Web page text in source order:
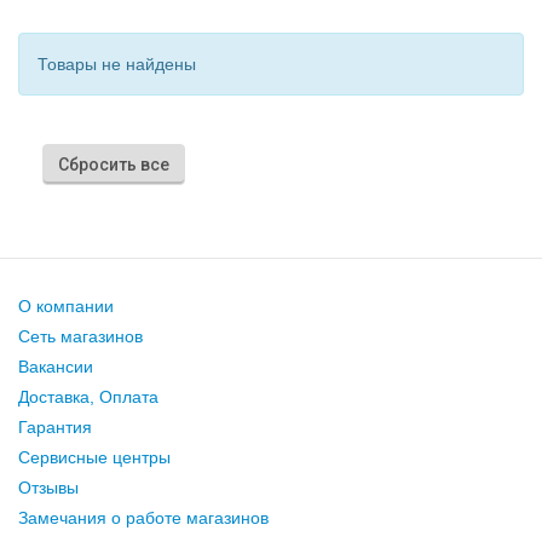
Товары не найдены
Сбросить все
О компании
Сеть магазинов
Вакансии
Доставка, Оплата
Гарантия
Сервисные центры
Отзывы
Замечания о работе магазинов